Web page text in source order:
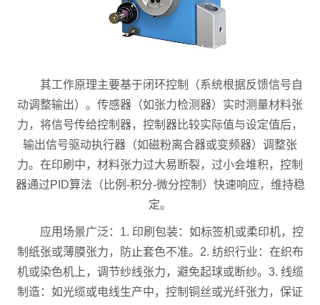
其工作原理主要基于闭环控制（系统根据反馈信号自
动调整输出）。传感器（如张力检测器）实时测量材料张
力，将信号传给控制器，控制器比较实际值与设定值后，
输出信号驱动执行器（如磁粉离合器或变频器）调整张
力。在印刷中，材料张力过大易断裂，过小会堆积，控制
器通过PID算法（比例-积分-微分控制）快速响应，维持稳
定。
应用场景广泛：1. 印刷包装：如标签机或柔印机，控
制纸张或薄膜张力，防止套色不准。2. 纺织行业：在织布
机或染色机上，调节纱线张力，避免起球或断纱。3. 线缆
制造：如光缆或电线生产中，控制铜丝或光纤张力，保证